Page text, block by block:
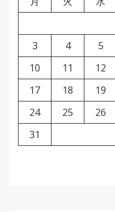
3
4 5
10
11 12
17
18 19
24
25 26
31